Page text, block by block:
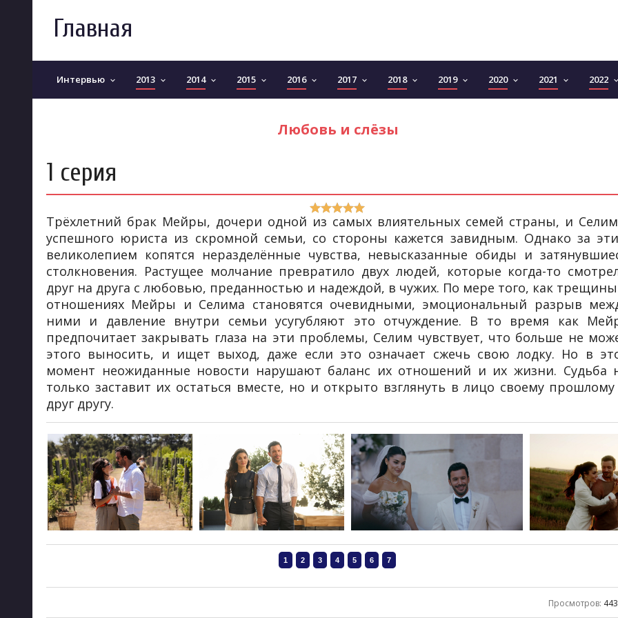
Главная
Интервью keyboard_arrow_down 2013 keyboard_arrow_down 2014 keyboard_arrow_down 2015 keyboard_arrow_down 2016 keyboard_arrow_down 2017 keyboard_arrow_down 2018 keyboard_arrow_down 2019 keyboard_arrow_down 2020 keyboard_arrow_down 2021 keyboard_arrow_down 2022 keyboard_arrow_down
Любовь и слёзы
1 серия
Трёхлетний брак Мейры, дочери одной из самых влиятельных семей страны, и
успешного юриста из скромной семьи, со стороны кажется завидным. Однако за
великолепием копятся неразделённые чувства, невысказанные обиды и
столкновения. Растущее молчание превратило двух людей, которые когда-то
друг на друга с любовью, преданностью и надеждой, в чужих. По мере того, как
отношениях Мейры и Селима становятся очевидными, эмоциональный разрыв
ними и давление внутри семьи усугубляют это отчуждение. В то время как
предпочитает закрывать глаза на эти проблемы, Селим чувствует, что больше не
этого выносить, и ищет выход, даже если это означает сжечь свою лодку. Но в
момент неожиданные новости нарушают баланс их отношений и их жизни. Судьба
только заставит их остаться вместе, но и открыто взглянуть в лицо своему
друг другу.
Просмотров: 443